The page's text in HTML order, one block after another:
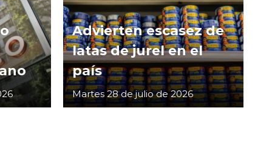
Advierten escasez de
latas de jurel en el
país
Martes 28 de julio de 2026